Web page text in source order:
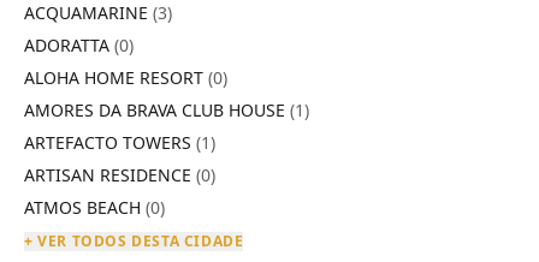
ACQUAMARINE (3)
ADORATTA (0)
ALOHA HOME RESORT (0)
AMORES DA BRAVA CLUB HOUSE (1)
ARTEFACTO TOWERS (1)
ARTISAN RESIDENCE (0)
ATMOS BEACH (0)
+ VER TODOS DESTA CIDADE